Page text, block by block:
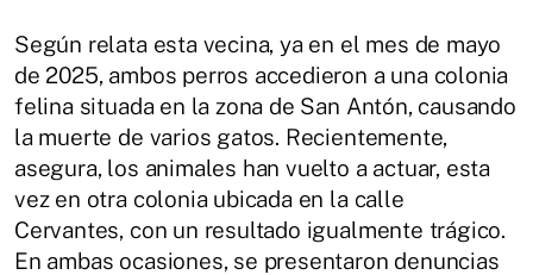
Según relata esta vecina, ya en el mes de mayo
de 2025, ambos perros accedieron a una colonia
felina situada en la zona de San Antón, causando
la muerte de varios gatos. Recientemente,
asegura, los animales han vuelto a actuar, esta
vez en otra colonia ubicada en la calle
Cervantes, con un resultado igualmente trágico.
En ambas ocasiones, se presentaron denuncias